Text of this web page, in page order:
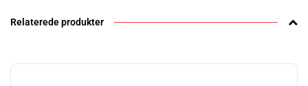
Relaterede produkter